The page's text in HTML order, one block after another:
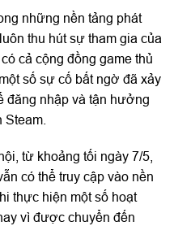
những nền tảng phát
thu hút sự tham gia của
cả cộng đồng game thủ
số sự cố bất ngờ đã xảy
đăng nhập và tận hưởng
từ khoảng tối ngày 7/5,
có thể truy cập vào nền
thực hiện một số hoạt
vì được chuyển đến